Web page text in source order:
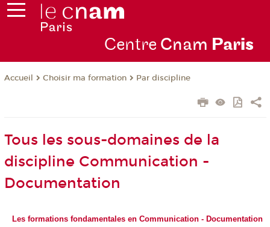
Centre Cnam Paris
Accueil Choisir ma formation Par discipline
Tous les sous-domaines de la
discipline Communication -
Documentation
Les formations fondamentales en Communication - Documentation